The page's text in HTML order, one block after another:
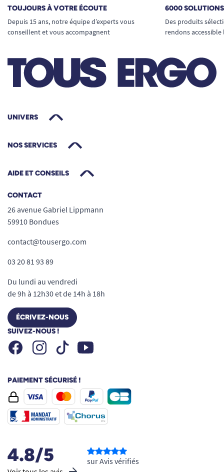
TOUJOURS À VOTRE ÉCOUTE
Depuis 15 ans, notre équipe d’experts vous
conseillent et vous accompagnent
6000
Des produits
rendons
UNIVERS
NOS SERVICES
AIDE ET CONSEILS
CONTACT
26 avenue Gabriel Lippmann
59910 Bondues
contact@tousergo.com
03 20 81 93 89
Du lundi au vendredi
de 9h à 12h30 et de 14h à 18h
ÉCRIVEZ-NOUS
SUIVEZ-NOUS !
FacebookInstagramTiktok Youtube
PAIEMENT SÉCURISÉ !
4.8/5 sur Avis vérifiés